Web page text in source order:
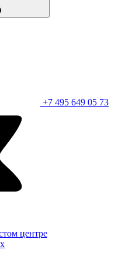
+7 495 649 05 73
центре